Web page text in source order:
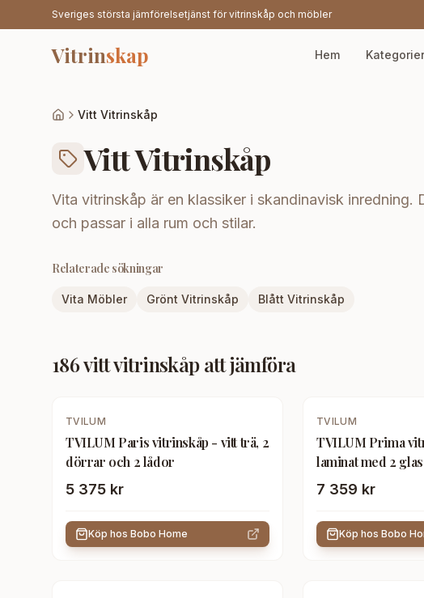
Sveriges största jämförelsetjänst för vitrinskåp och möbler
Vitrinskap Hem Kategorier
Vitt Vitrinskåp
Vitt Vitrinskåp
Vita vitrinskåp är en klassiker i skandinavisk inredning.
och passar i alla rum och stilar.
Relaterade sökningar
Vita Möbler Grönt Vitrinskåp Blått Vitrinskåp
186vitt vitrinskåpatt jämföra
TVILUM
TVILUM Paris vitrinskåp - vitt trä, 2
dörrar och 2 lådor
5 375 kr
Köp hos Bobo Home
TVILUM
TVILUM Prima
laminat med 2
7 359 kr
Köp hos Bobo